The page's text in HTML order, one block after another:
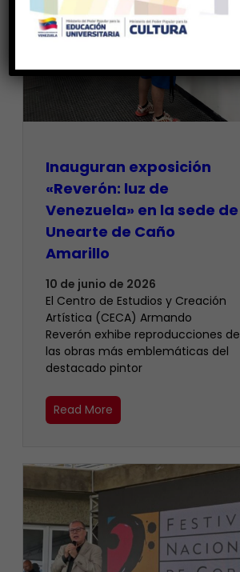
Inauguran exposición
«Reverón: luz de
Venezuela» en la sede de
Unearte de Caño
Amarillo
10 de junio de 2026
El Centro de Estudios y Creación
Artística (CECA) Armando
Reverón exhibe reproducciones de
las obras más emblemáticas del
destacado pintor
Read More